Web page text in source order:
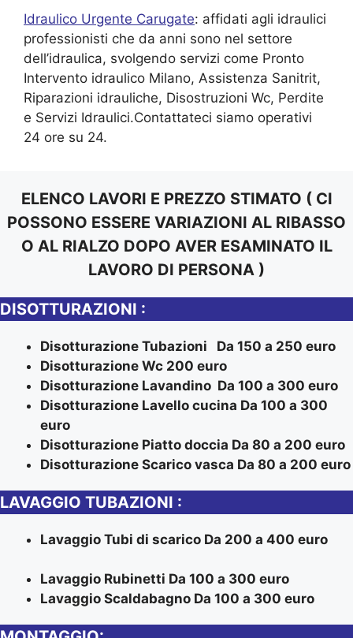
Idraulico Urgente Carugate: affidati agli idraulici
professionisti che da anni sono nel settore
dell’idraulica, svolgendo servizi come Pronto
Intervento idraulico Milano, Assistenza Sanitrit,
Riparazioni idrauliche, Disostruzioni Wc, Perdite
e Servizi Idraulici.Contattateci siamo operativi
24 ore su 24.
ELENCO LAVORI E PREZZO STIMATO ( CI
POSSONO ESSERE VARIAZIONI AL RIBASSO
O AL RIALZO DOPO AVER ESAMINATO IL
LAVORO DI PERSONA )
DISOTTURAZIONI :
Disotturazione Tubazioni Da 150 a 250 euro
Disotturazione Wc 200 euro
Disotturazione Lavandino Da 100 a 300 euro
Disotturazione Lavello cucina Da 100 a 300
euro
Disotturazione Piatto doccia Da 80 a 200 euro
Disotturazione Scarico vasca Da 80 a 200 euro
LAVAGGIO TUBAZIONI :
Lavaggio Tubi di scarico Da 200 a 400 euro
Lavaggio Rubinetti Da 100 a 300 euro
Lavaggio Scaldabagno Da 100 a 300 euro